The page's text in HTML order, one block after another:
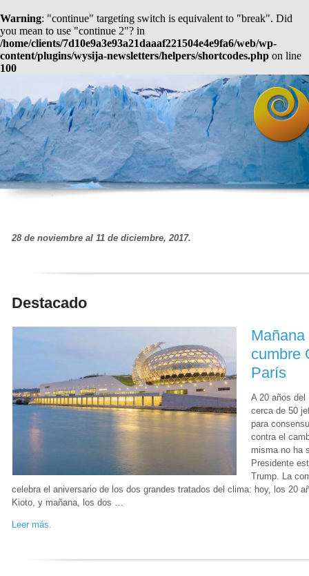
Warning: "continue" targeting switch is equivalent to "break". Did
you mean to use "continue 2"? in
/home/clients/7d10e9a3e93a21daaaf221504e4e9fa6/web/wp-
content/plugins/wysija-newsletters/helpers/shortcodes.php on line
100
28 de noviembre al 11 de diciembre, 2017.
Destacado
cumbre
París
A 20 años del
cerca de 50
para
contra el
misma no ha
Presidente
Trump. La
celebra el aniversario de los dos grandes tratados del clima: hoy, los 20
Kioto, y mañana, los dos …
Leer más.